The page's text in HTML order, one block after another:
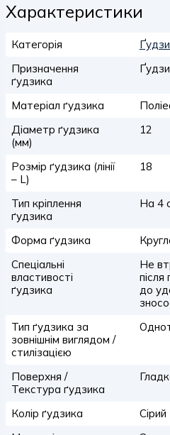
Характеристики
Категорія
Призначення
ґудзика
Матеріал ґудзика
Діаметр ґудзика
(мм)
12
Розмір ґудзика (лінії
– L)
18
Тип кріплення
ґудзика
На 4
Форма ґудзика
Спеціальні
властивості
ґудзика
Не
після
до
Тип ґудзика за
зовнішнім виглядом /
стилізацією
Поверхня /
Текстура ґудзика
Колір ґудзика
Сірий